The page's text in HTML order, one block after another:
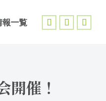
報一覧
Facebook
new
X
催！